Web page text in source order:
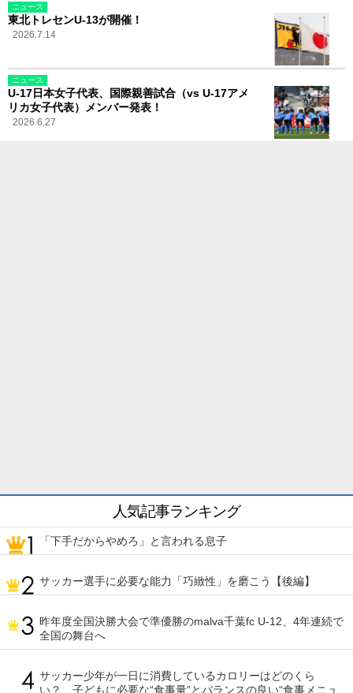
ニュース
東北トレセンU-13が開催！
2026.7.14
ニュース
U-17日本女子代表、国際親善試合（vs U-17アメ
リカ女子代表）メンバー発表！
2026.6.27
人気記事ランキング
「下手だからやめろ」と言われる息子
サッカー選手に必要な能力「巧緻性」を磨こう【後編】
昨年度全国決勝大会で準優勝のmalva千葉fc U-12、4年連続で
全国の舞台へ
サッカー少年が一日に消費しているカロリーはどのくら
い？ 子どもに必要な“食事量”とバランスの良い“食事メニュ